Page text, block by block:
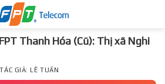
Thanh Hóa (Cũ): Thị xã Nghi
GIẢ: LÊ TUẤN